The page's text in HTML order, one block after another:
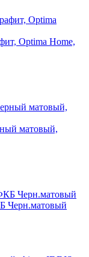
Optima Home,
матовый,
Черн.матовый